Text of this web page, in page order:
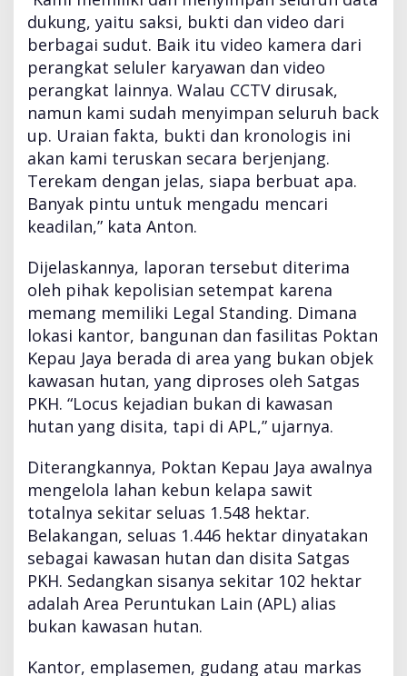
dukung, yaitu saksi, bukti dan video dari
berbagai sudut. Baik itu video kamera dari
perangkat seluler karyawan dan video
perangkat lainnya. Walau CCTV dirusak,
namun kami sudah menyimpan seluruh back
up. Uraian fakta, bukti dan kronologis ini
akan kami teruskan secara berjenjang.
Terekam dengan jelas, siapa berbuat apa.
Banyak pintu untuk mengadu mencari
keadilan,” kata Anton.
Dijelaskannya, laporan tersebut diterima
oleh pihak kepolisian setempat karena
memang memiliki Legal Standing. Dimana
lokasi kantor, bangunan dan fasilitas Poktan
Kepau Jaya berada di area yang bukan objek
kawasan hutan, yang diproses oleh Satgas
PKH. “Locus kejadian bukan di kawasan
hutan yang disita, tapi di APL,” ujarnya.
Diterangkannya, Poktan Kepau Jaya awalnya
mengelola lahan kebun kelapa sawit
totalnya sekitar seluas 1.548 hektar.
Belakangan, seluas 1.446 hektar dinyatakan
sebagai kawasan hutan dan disita Satgas
PKH. Sedangkan sisanya sekitar 102 hektar
adalah Area Peruntukan Lain (APL) alias
bukan kawasan hutan.
Kantor, emplasemen, gudang atau markas